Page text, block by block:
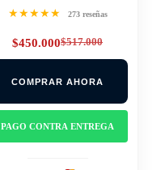
★★★★★ 273 reseñas
$517.000
Original
price
$517.000.
$450.000Current
price
$450.000.
COMPRAR AHORA
PAGO CONTRA ENTREGA